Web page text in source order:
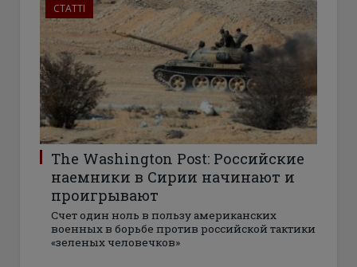
СТАТТІ
The Washington Post: Российские
наемники в Сирии начинают и
проигрывают
Счет один ноль в пользу американских
военных в борьбе против российской тактики
«зеленых человечков»